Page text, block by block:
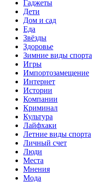
Гаджеты
Дети
Дом и сад
Еда
Звёзды
Здоровье
Зимние виды спорта
Игры
Импортозамещение
Интернет
Истории
Компании
Криминал
Культура
Лайфхаки
Летние виды спорта
Личный счет
Люди
Места
Мнения
Мода